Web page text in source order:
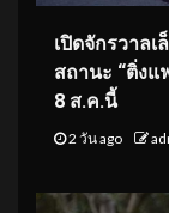
เปิดจักรวาลเ
สถานะ “ติ่ง
8 ส.ค.นี้
2 วัน ago